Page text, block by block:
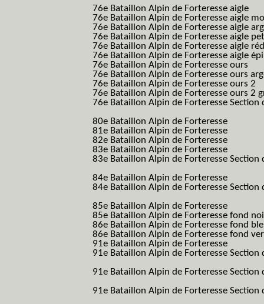
76e Bataillon Alpin de Forteresse aigle
76e Bataillon Alpin de Forteresse aigle
76e Bataillon Alpin de Forteresse aigle
76e Bataillon Alpin de Forteresse aigle
76e Bataillon Alpin de Forteresse aigle
76e Bataillon Alpin de Forteresse aigle
76e Bataillon Alpin de Forteresse ours
76e Bataillon Alpin de Forteresse ours
76e Bataillon Alpin de Forteresse ours 2
76e Bataillon Alpin de Forteresse ours 2
76e Bataillon Alpin de Forteresse
80e Bataillon Alpin de Forteresse
81e Bataillon Alpin de Forteresse
82e Bataillon Alpin de Forteresse
83e Bataillon Alpin de Forteresse
83e Bataillon Alpin de Forteresse
84e Bataillon Alpin de Forteresse
84e Bataillon Alpin de Forteresse
85e Bataillon Alpin de Forteresse
85e Bataillon Alpin de Forteresse fond
86e Bataillon Alpin de Forteresse fond
86e Bataillon Alpin de Forteresse fond
91e Bataillon Alpin de Forteresse
91e Bataillon Alpin de Forteresse
91e Bataillon Alpin de Forteresse
91e Bataillon Alpin de Forteresse